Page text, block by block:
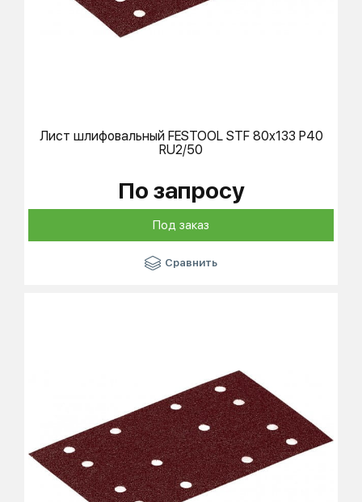
Лист шлифовальный FESTOOLSTF 80x133 P40
RU2/50
По запросу
Под заказ
Сравнить